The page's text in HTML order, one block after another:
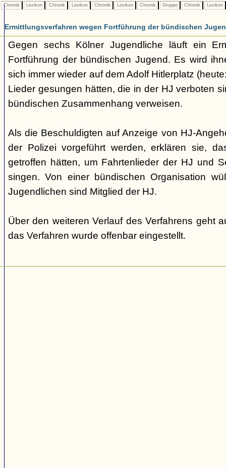
Chronik Lexikon Chronik Lexikon Chronik Lexikon Chronik Gruppe Chronik Lexikon
Ermittlungsverfahren wegen Fortführung der bündischen
Gegen sechs Kölner Jugendliche läuft ein
Fortführung der bündischen Jugend. Es wird
sich immer wieder auf dem Adolf Hitlerplatz
Lieder gesungen hätten, die in der HJ verboten
bündischen Zusammenhang verweisen.
Als die Beschuldigten auf Anzeige von HJ-
der Polizei vorgeführt werden, erklären sie,
getroffen hätten, um Fahrtenlieder der HJ und
singen. Von einer bündischen Organisation
Jugendlichen sind Mitglied der HJ.
Über den weiteren Verlauf des Verfahrens geht
das Verfahren wurde offenbar eingestellt.